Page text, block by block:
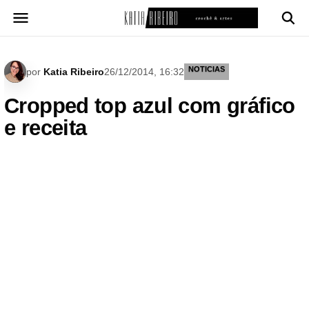
para
por Katia Ribeiro26/12/2014, 16:32 NOTICIAS
Cropped top azul com gráfico
e receita